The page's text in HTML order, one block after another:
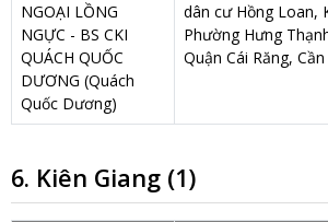
NGOẠI LỒNG
NGỰC - BS CKI
QUÁCH QUỐC
DƯƠNG (Quách
Quốc Dương)
dân cư Hồng Loan,
Phường Hưng
Quận Cái Răng,
6. Kiên Giang (1)